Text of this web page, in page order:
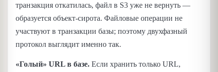
транзакция откатилась, файл в S3 уже не вернуть —
образуется объект-сирота. Файловые операции не
участвуют в транзакции базы; поэтому двухфазный
протокол выглядит именно так.
«Голый» URL в базе. Если хранить только URL,